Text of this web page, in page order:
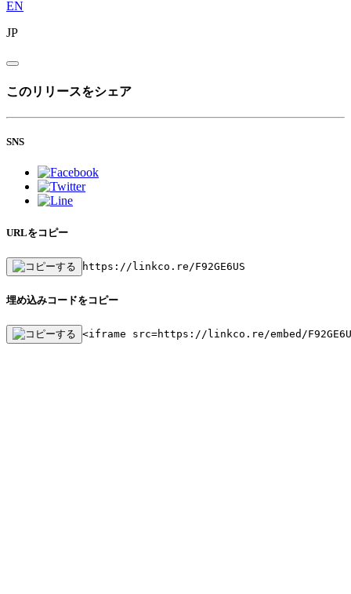
EN
JP
このリリースをシェア
SNS
URLをコピー
https://linkco.re/F92GE6US
埋め込みコードをコピー
<iframe src=https://linkco.re/embed/